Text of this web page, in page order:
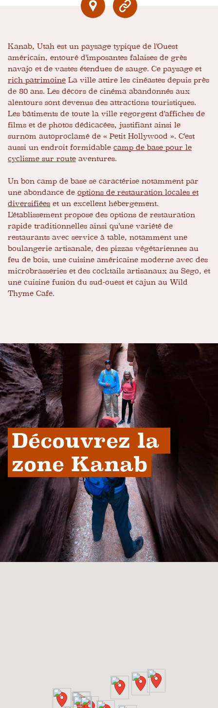
Kanab, Utah est un paysage typique de l'Ouest
américain, entouré d'imposantes falaises de grès
navajo et de vastes étendues de sauge. Ce paysage et
rich patrimoine La ville attire les cinéastes depuis près
de 80 ans. Les décors de cinéma abandonnés aux
alentours sont devenus des attractions touristiques.
Les bâtiments de toute la ville regorgent d'affiches de
films et de photos dédicacées, justifiant ainsi le
surnom autoproclamé de « Petit Hollywood ». C'est
aussi un endroit formidable camp de base pour le
cyclisme sur route aventures.
Un bon camp de base se caractérise notamment par
une abondance de options de restauration locales et
diversifiées et un excellent hébergement.
L'établissement propose des options de restauration
rapide traditionnelles ainsi qu'une variété de
restaurants avec service à table, notamment une
boulangerie artisanale, des pizzas végétariennes au
feu de bois, une cuisine américaine moderne avec des
microbrasseries et des cocktails artisanaux au Sego, et
une cuisine fusion du sud-ouest et cajun au Wild
Thyme Cafe.
Découvrez la
zone Kanab